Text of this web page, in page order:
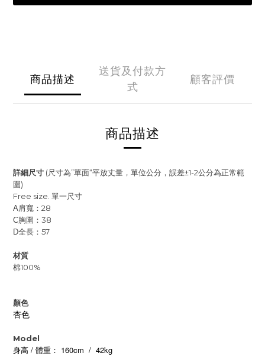
商品描述
送貨及付款方
式
顧客評價
商品描述
詳細尺寸 (尺寸為”單面“平放丈量，單位公分，誤差±1-2公分為正常範
圍)
Free size. 單一尺寸
A肩寬：28
C胸圍：38
D全長：57
材質
棉100%
顏色
杏色
Model
身高 / 體重： 160cm / 42kg